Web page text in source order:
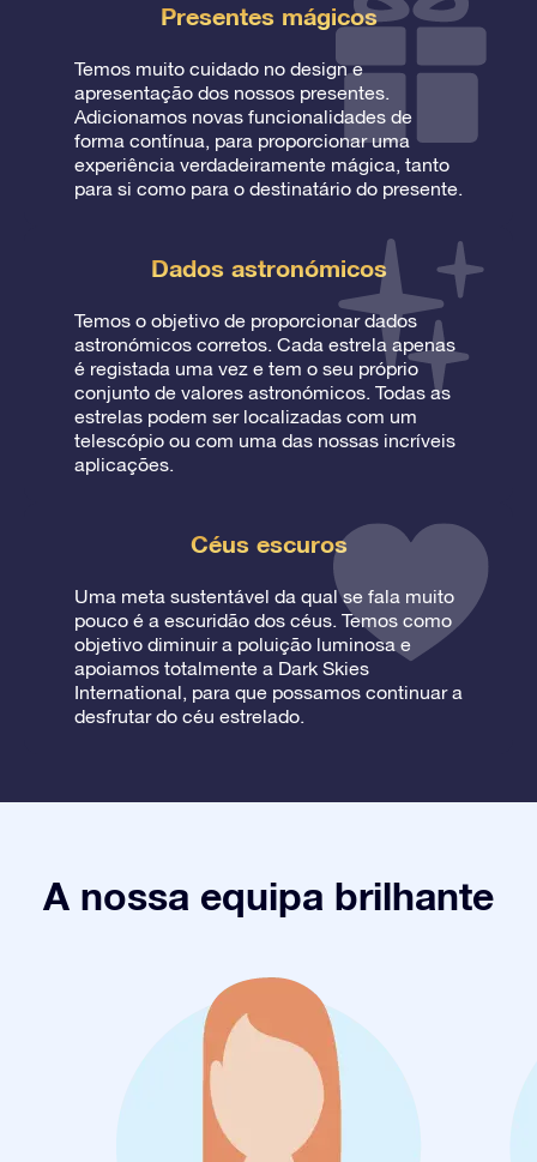
Presentes mágicos
Temos muito cuidado no design e
apresentação dos nossos presentes.
Adicionamos novas funcionalidades de
forma contínua, para proporcionar uma
experiência verdadeiramente mágica, tanto
para si como para o destinatário do presente.
Dados astronómicos
Temos o objetivo de proporcionar dados
astronómicos corretos. Cada estrela apenas
é registada uma vez e tem o seu próprio
conjunto de valores astronómicos. Todas as
estrelas podem ser localizadas com um
telescópio ou com uma das nossas incríveis
aplicações.
Céus escuros
Uma meta sustentável da qual se fala muito
pouco é a escuridão dos céus. Temos como
objetivo diminuir a poluição luminosa e
apoiamos totalmente a Dark Skies
International, para que possamos continuar a
desfrutar do céu estrelado.
A nossa equipa brilhante